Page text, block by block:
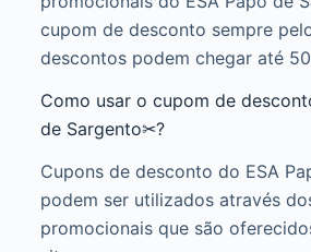
cupom de desconto sempre
descontos podem chegar até
Como usar o cupom de
de Sargento✂?
Cupons de desconto do ESA
podem ser utilizados através
promocionais que são